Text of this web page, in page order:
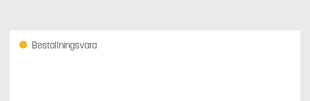
Beställningsvara